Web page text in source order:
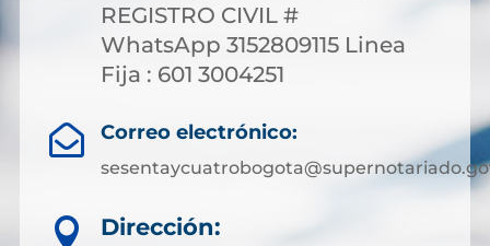
REGISTRO CIVIL #
WhatsApp 3152809115 Linea
Fija : 601 3004251
 Correo electrónico:

Dirección: